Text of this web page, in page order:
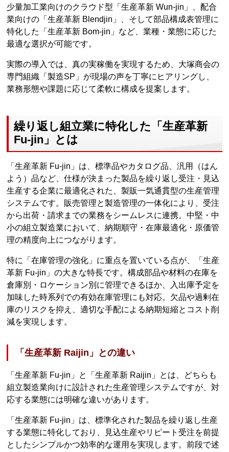
少量加工業向けのクラウド型「生産革新 Wun-jin」、配合
業向けの「生産革新 Blendjin」、そして部品構成表管理に
特化した「生産革新 Bom-jin」など、業種・業態に応じた
最適な選択が可能です。
実際の導入では、真の実稼働を実現するため、大塚商会の
専門組織「製造SP」が現場の声を丁寧にヒアリングし、
業務形態や課題に応じて柔軟に構成を提案します。
繰り返し組立業に特化した「生産革新
Fu-jin」とは
「生産革新 Fu-jin」は、標準品やカタログ品、汎用（はん
よう）品など、仕様が決まった製品を繰り返し受注・見込
生産する企業に最適化された、製販一気通貫型の生産管理
システムです。販売管理と製造管理の一体化により、受注
から出荷・請求までの業務をシームレスに連携。中堅・中
小の組立製造業において、納期順守・在庫最適化・原価管
理の精度向上につながります。
特に「在庫管理の強化」に重点を置いている点が、「生産
革新 Fu-jin」の大きな特長です。構成部品や材料の在庫を
倉庫別・ロケーション別に管理できるほか、入出庫予定を
加味した時系列での有効在庫管理にも対応。欠品や過剰在
庫のリスクを抑え、適切な手配による納期短縮とコスト削
減を実現します。
「生産革新 Raijin」との違い
「生産革新 Fu-jin」と「生産革新 Raijin」とは、どちらも
組立製造業向けに設計された生産管理システムですが、対
応する業態には明確な違いがあります。
「生産革新 Fu-jin」は、標準化された製品を繰り返し生産
する業態に特化しており、見込生産やリピート受注を前提
としたシンプルかつ効率的な運用を実現します。前段で述